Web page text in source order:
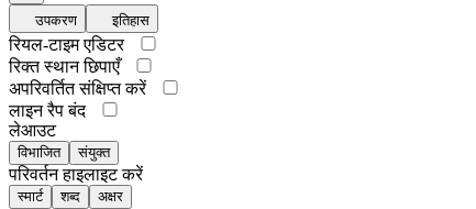
उपकरण इतिहास
रियल-टाइम एडिटर
रिक्त स्थान छिपाएँ
अपरिवर्तित संक्षिप्त करें
लाइन रैप बंद
लेआउट
विभाजित संयुक्त
परिवर्तन हाइलाइट करें
स्मार्ट शब्द अक्षर